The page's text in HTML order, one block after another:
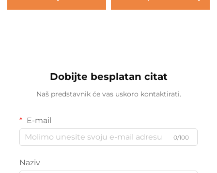
Dobijte besplatan citat
Naš predstavnik će vas uskoro kontaktirati.
E-mail
0/100
Naziv